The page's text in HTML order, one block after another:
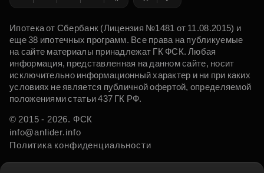
Ипотека от Сбербанк (Лицензия №1481 от 11.08.2015) и
еще 38 ипотечных программ. Все права на публикуемые
на сайте материалы принадлежат ГК ФСК. Любая
информация, представленная на данном сайте, носит
исключительно информационный характер и ни при каких
условиях не является публичной офертой, определяемой
положениями статьи 437 ГК РФ.
© 2015 - 2026. ФСК
info@anlider.info
Политика конфиденциальности